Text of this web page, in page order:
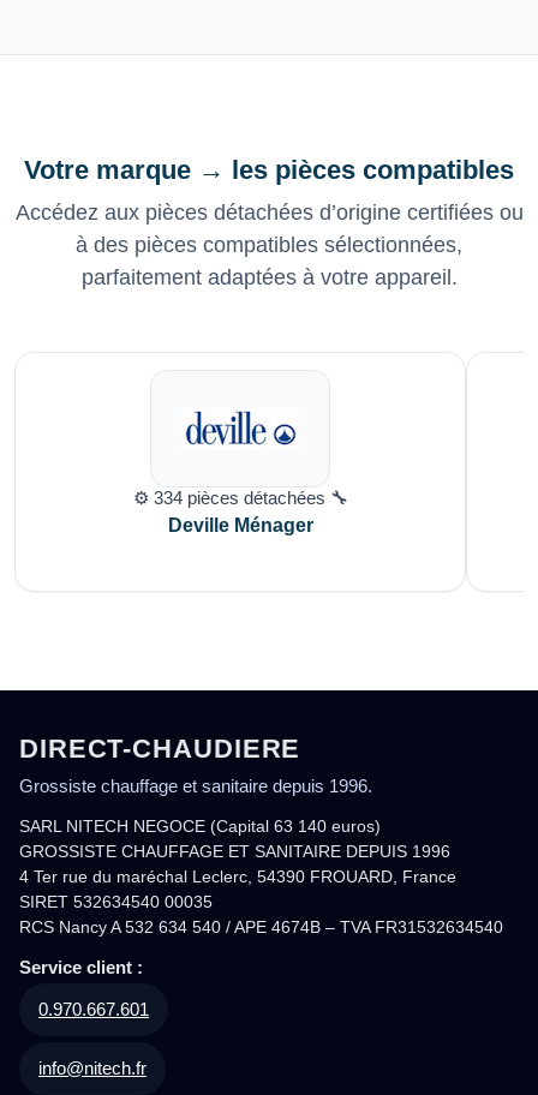
Votre marque → les pièces compatibles
Accédez aux pièces détachées d’origine certifiées ou
à des pièces compatibles sélectionnées,
parfaitement adaptées à votre appareil.
⚙️ 334 pièces détachées 🔧
Deville Ménager
DIRECT-CHAUDIERE
Grossiste chauffage et sanitaire depuis 1996.
SARL NITECH NEGOCE (Capital 63 140 euros)
GROSSISTE CHAUFFAGE ET SANITAIRE DEPUIS 1996
4 Ter rue du maréchal Leclerc, 54390 FROUARD, France
SIRET 532634540 00035
RCS Nancy A 532 634 540 / APE 4674B – TVA FR31532634540
Service client :
0.970.667.601
info@nitech.fr